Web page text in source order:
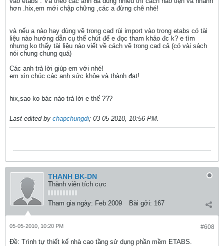
hơn .hix,em mới chập chững ,các a đừng chê nhé!
và nếu a nào hay dùng vẽ trong cad rùi import vào trong etabs có tài
liệu nào hướng dẫn cụ thể chút để e đọc tham khảo đc k? e tìm
nhưng ko thấy tài liệu nào viết về cách vẽ trong cad cả (có vài sách
nói chung chung quá)
Các anh trả lời giúp em với nhé!
em xin chúc các anh sức khỏe và thành đạt!
hix,sao ko bác nào trả lời e thế ???
Last edited by chapchungdi; 03-05-2010, 10:56 PM.
THANH BK-DN
Thành viên tích cực
Tham gia ngày: Feb 2009 Bài gởi: 167
#608
05-05-2010, 10:20 PM
Ðề: Trình tự thiết kế nhà cao tầng sử dụng phần mềm ETABS.